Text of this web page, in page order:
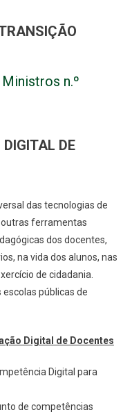
n.º
DE
das tecnologias de
ferramentas
dos docentes,
na vida dos alunos, nas
de cidadania.
escolas públicas de
Digital de Docentes
Digital para
de competências